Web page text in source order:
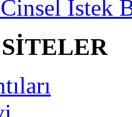
İstek